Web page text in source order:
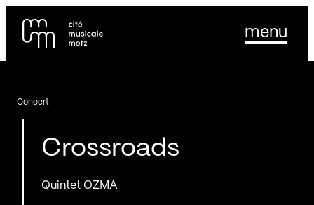
Se rendre au
Contenu principal
menu
Crossroads
Quintet OZMA
Concert